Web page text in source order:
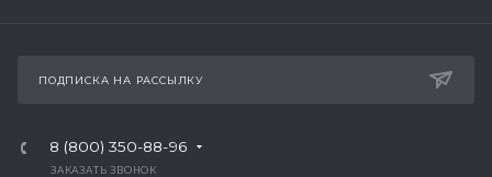
ПОДПИСКА НА РАССЫЛКУ
8 (800) 350-88-96
ЗАКАЗАТЬ ЗВОНОК